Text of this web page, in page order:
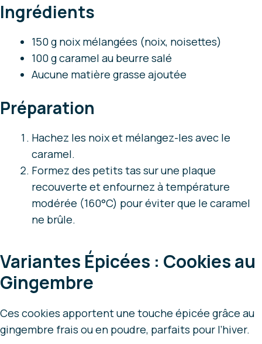
Ingrédients
150 g noix mélangées (noix, noisettes)
100 g caramel au beurre salé
Aucune matière grasse ajoutée
Préparation
Hachez les noix et mélangez-les avec le
caramel.
Formez des petits tas sur une plaque
recouverte et enfournez à température
modérée (160°C) pour éviter que le caramel
ne brûle.
Variantes Épicées : Cookies au
Gingembre
Ces cookies apportent une touche épicée grâce au
gingembre frais ou en poudre, parfaits pour l’hiver.